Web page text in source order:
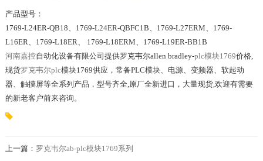
产品型号：
1769-L24ER-QB18、1769-L24ER-QBFC1B、1769-L27ERM、1769-
L16ER、1769-L18ER、 1769-L18ERM、1769-L19ER-BB1B
河南嘉控自动化设备有限公司提供罗克韦尔allen bradley-plc模块1769价格,
现货罗克韦尔plc模块1769供应，常备PLC模块、电源、变频器、软起动
器、触摸屏等全系列产品，型号齐全,原厂全新进口，大量现货,欢迎有需要
的新老客户前来咨询。
上一篇： 罗克韦尔ab-plc模块1769系列